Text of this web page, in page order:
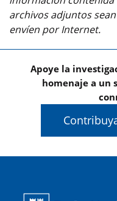
archivos adjuntos
envíen por Internet.
Apoye la
homenaje a un